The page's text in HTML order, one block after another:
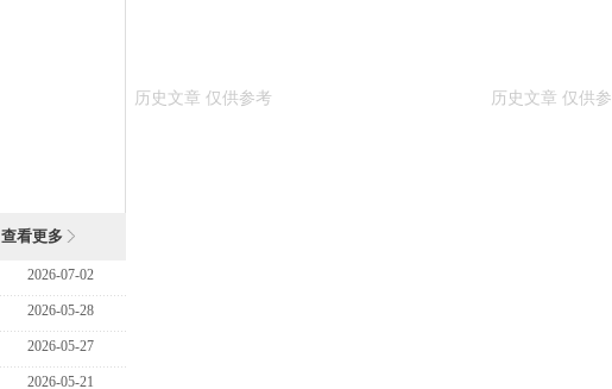
查看更多
2026-07-02
2026-05-28
2026-05-27
2026-05-21